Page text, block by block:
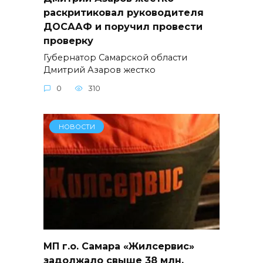
раскритиковал руководителя
ДОСААФ и поручил провести
проверку
Губернатор Самарской области
Дмитрий Азаров жестко
0 310
НОВОСТИ
МП г.о. Самара «Жилсервис»
задолжало свыше 38 млн.